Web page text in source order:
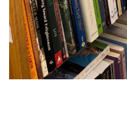
题
公
益
慈